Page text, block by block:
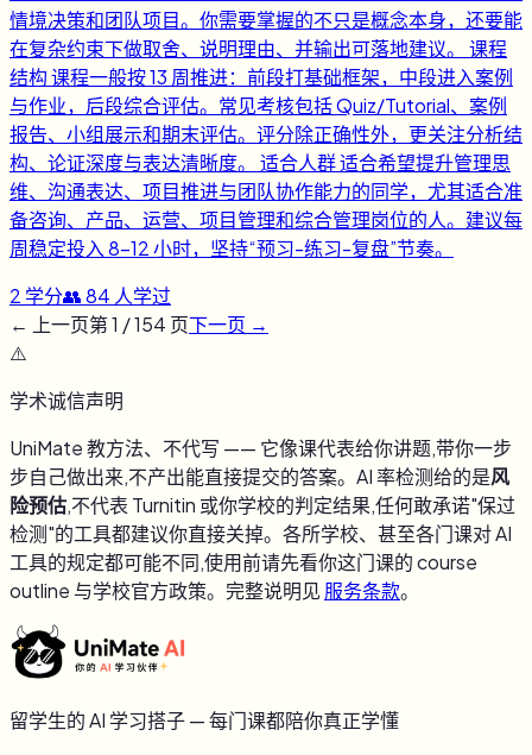
情境决策和团队项目。你需要掌握的不只是概念本身，还要能
在复杂约束下做取舍、说明理由、并输出可落地建议。 课程
结构 课程一般按 13 周推进：前段打基础框架，中段进入案例
与作业，后段综合评估。常见考核包括 Quiz/Tutorial、案例
报告、小组展示和期末评估。评分除正确性外，更关注分析结
构、论证深度与表达清晰度。 适合人群 适合希望提升管理思
维、沟通表达、项目推进与团队协作能力的同学，尤其适合准
备咨询、产品、运营、项目管理和综合管理岗位的人。建议每
周稳定投入 8-12 小时，坚持“预习-练习-复盘”节奏。
2 学分👥84 人学过
← 上一页第1 /154 页下一页 →
⚠️
学术诚信声明
UniMate 教方法、不代写 —— 它像课代表给你讲题,带你一步
步自己做出来,不产出能直接提交的答案。AI 率检测给的是风
险预估,不代表 Turnitin 或你学校的判定结果,任何敢承诺"保过
检测"的工具都建议你直接关掉。各所学校、甚至各门课对 AI
工具的规定都可能不同,使用前请先看你这门课的 course
outline 与学校官方政策。完整说明见 服务条款。
留学生的 AI 学习搭子 — 每门课都陪你真正学懂